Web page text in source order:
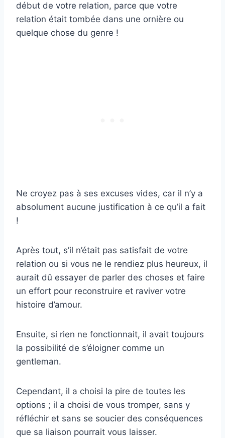
début de votre relation, parce que votre
relation était tombée dans une ornière ou
quelque chose du genre !
Ne croyez pas à ses excuses vides, car il n’y a
absolument aucune justification à ce qu’il a fait
!
Après tout, s’il n’était pas satisfait de votre
relation ou si vous ne le rendiez plus heureux, il
aurait dû essayer de parler des choses et faire
un effort pour reconstruire et raviver votre
histoire d’amour.
Ensuite, si rien ne fonctionnait, il avait toujours
la possibilité de s’éloigner comme un
gentleman.
Cependant, il a choisi la pire de toutes les
options ; il a choisi de vous tromper, sans y
réfléchir et sans se soucier des conséquences
que sa liaison pourrait vous laisser.